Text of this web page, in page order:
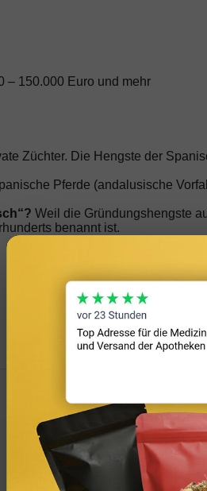
– 150.000 Euro und mehr
Züchter. Die Hengste der
Pferde (andalusische
Weil die Gründungshengste
benannt ist.